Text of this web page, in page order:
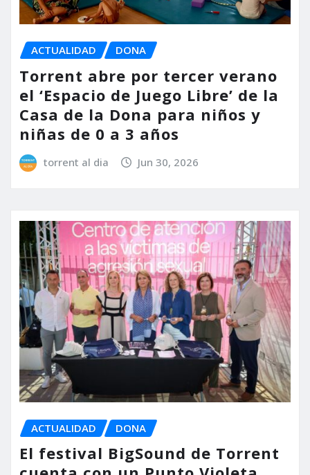
ACTUALIDAD DONA
Torrent abre por tercer verano
el ‘Espacio de Juego Libre’ de la
Casa de la Dona para niños y
niñas de 0 a 3 años
torrent al dia Jun 30, 2026
ACTUALIDAD DONA
El festival BigSound de Torrent